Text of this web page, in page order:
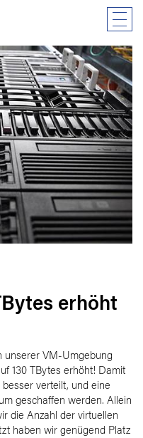
erhöht
unserer VM-Umgebung
130 TBytes erhöht! Damit
verteilt, und eine
geschaffen werden. Allein
die Anzahl der virtuellen
haben wir genügend Platz